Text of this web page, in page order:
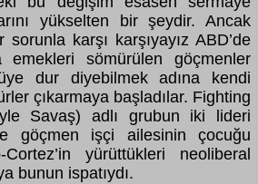
yükselten bir şeydir. Ancak
karşı karşıyayız ABD’de
sömürülen göçmenler
dur diyebilmek adına kendi
çıkarmaya başladılar. Fighting
Savaş) adlı grubun iki lideri
göçmen işçi ailesinin çocuğu
yürüttükleri neoliberal
bunun ispatıydı.